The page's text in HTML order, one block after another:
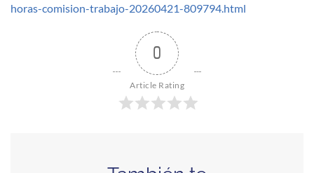
horas-comision-trabajo-20260421-809794.html
0
Article Rating